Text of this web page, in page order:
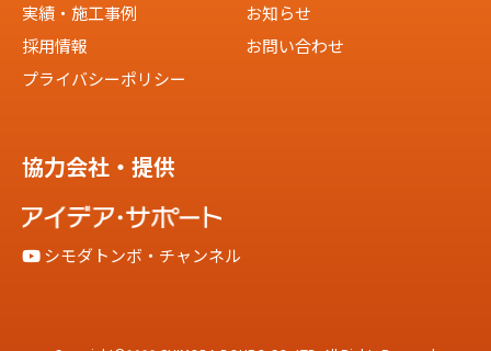
実績・施工事例
お知らせ
採用情報
お問い合わせ
プライバシーポリシー
協力会社・提供
シモダトンボ・チャンネル